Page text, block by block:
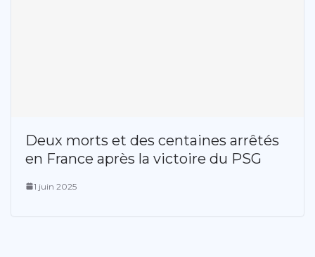
Deux morts et des centaines arrêtés
en France après la victoire du PSG
1 juin 2025